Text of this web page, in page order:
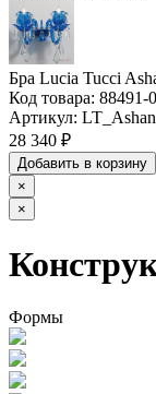
Бра Lucia Tucci
Код товара: 88491-
Артикул:
28 340 ₽
Добавить в корзину
×
×
Формы